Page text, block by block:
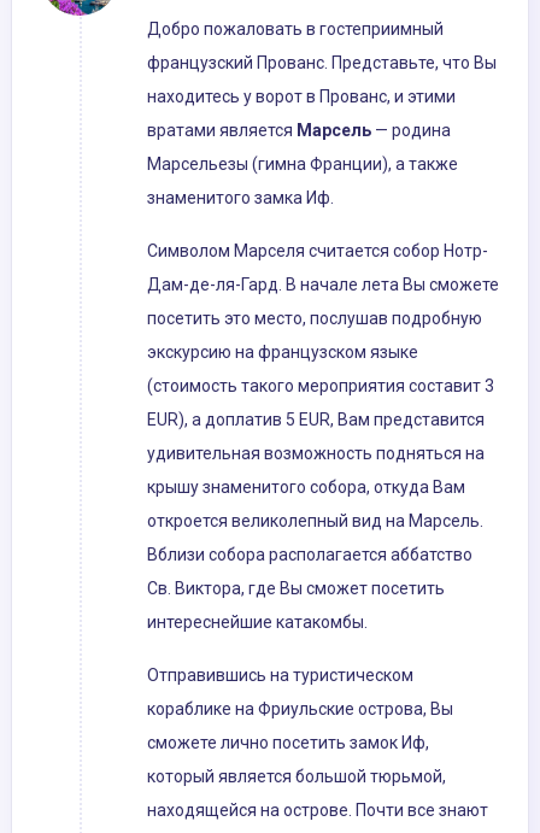
Добро пожаловать в гостеприимный
французский Прованс. Представьте, что Вы
находитесь у ворот в Прованс, и этими
вратами является Марсель — родина
Марсельезы (гимна Франции), а также
знаменитого замка Иф.
Символом Марселя считается собор Нотр-
Дам-де-ля-Гард. В начале лета Вы сможете
посетить это место, послушав подробную
экскурсию на французском языке
(стоимость такого мероприятия составит 3
EUR), а доплатив 5 EUR, Вам представится
удивительная возможность подняться на
крышу знаменитого собора, откуда Вам
откроется великолепный вид на Марсель.
Вблизи собора располагается аббатство
Св. Виктора, где Вы сможет посетить
интереснейшие катакомбы.
Отправившись на туристическом
кораблике на Фриульские острова, Вы
сможете лично посетить замок Иф,
который является большой тюрьмой,
находящейся на острове. Почти все знают